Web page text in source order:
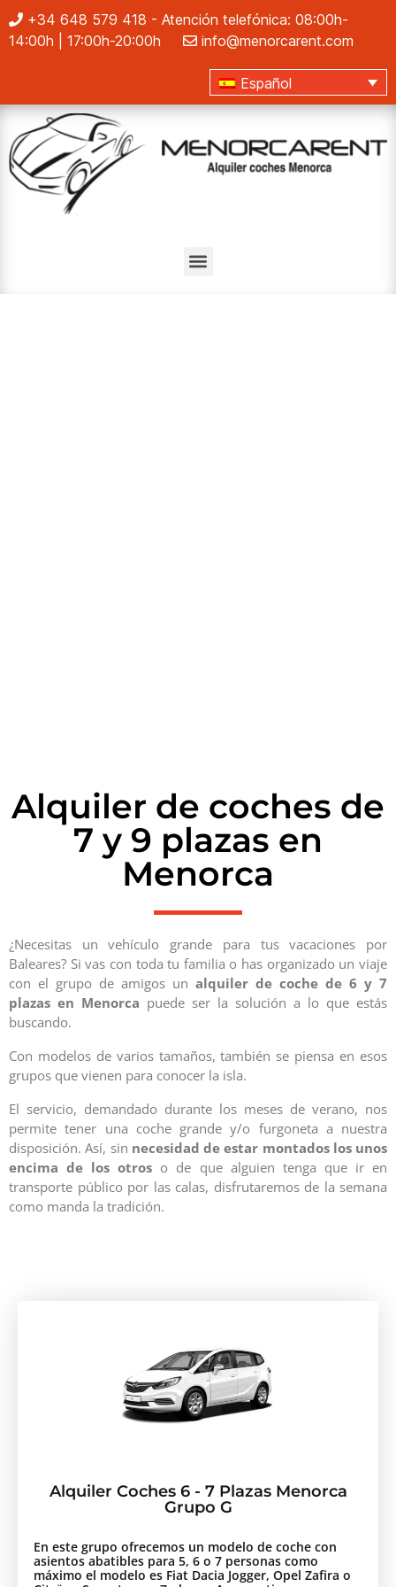
+34 648 579 418 - Atención telefónica: 08:00h-
14:00h | 17:00h-20:00h
info@menorcarent.com
Español
Alquiler de coches de
7 y 9 plazas en
Menorca
¿Necesitas un vehículo grande para tus vacaciones por
Baleares? Si vas con toda tu familia o has organizado un viaje
con el grupo de amigos un alquiler de coche de 6 y 7
plazas en Menorca puede ser la solución a lo que estás
buscando.
Con modelos de varios tamaños, también se piensa en esos
grupos que vienen para conocer la isla.
El servicio, demandado durante los meses de verano, nos
permite tener una coche grande y/o furgoneta a nuestra
disposición. Así, sin necesidad de estar montados los unos
encima de los otros o de que alguien tenga que ir en
transporte público por las calas, disfrutaremos de la semana
como manda la tradición.
Alquiler Coches 6 - 7 Plazas Menorca
Grupo G
En este grupo ofrecemos un modelo de coche con
asientos abatibles para 5, 6 o 7 personas como
máximo el modelo es Fiat Dacia Jogger, Opel Zafira o